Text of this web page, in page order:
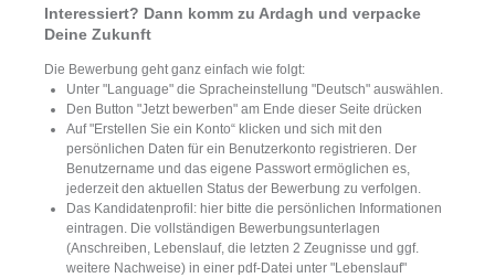
Interessiert? Dann komm zu Ardagh und verpacke
Deine Zukunft
Die Bewerbung geht ganz einfach wie folgt:
Unter "Language" die Spracheinstellung "Deutsch" auswählen.
Den Button "Jetzt bewerben" am Ende dieser Seite drücken
Auf "Erstellen Sie ein Konto“ klicken und sich mit den
persönlichen Daten für ein Benutzerkonto registrieren. Der
Benutzername und das eigene Passwort ermöglichen es,
jederzeit den aktuellen Status der Bewerbung zu verfolgen.
Das Kandidatenprofil: hier bitte die persönlichen Informationen
eintragen. Die vollständigen Bewerbungsunterlagen
(Anschreiben, Lebenslauf, die letzten 2 Zeugnisse und ggf.
weitere Nachweise) in einer pdf-Datei unter "Lebenslauf"